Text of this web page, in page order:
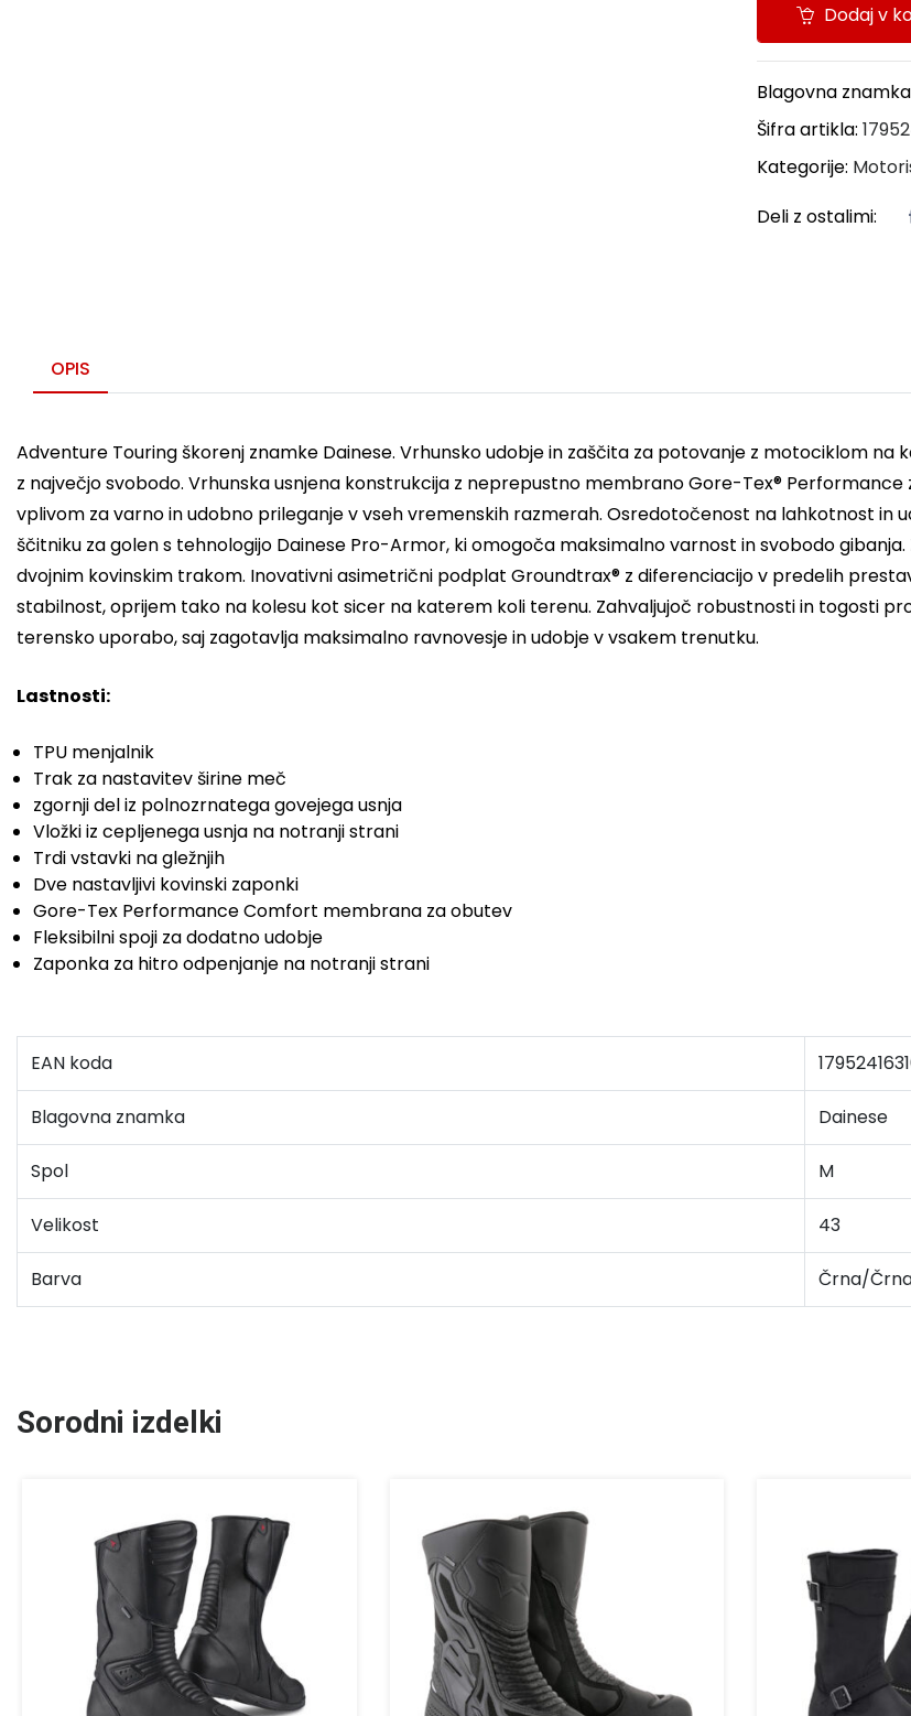
Dodaj v
Blagovna
Šifra artikla:
Kategorije:
Deli z ostalimi:
OPIS
Adventure Touring škorenj znamke Dainese. Vrhunsko udobje in zaščita za potovanje z motociklom
z največjo svobodo. Vrhunska usnjena konstrukcija z neprepustno membrano Gore-Tex®
vplivom za varno in udobno prileganje v vseh vremenskih razmerah. Osredotočenost na lahkotnost in
ščitniku za golen s tehnologijo Dainese Pro-Armor, ki omogoča maksimalno varnost in svobodo
dvojnim kovinskim trakom. Inovativni asimetrični podplat Groundtrax® z diferenciacijo v predelih
stabilnost, oprijem tako na kolesu kot sicer na katerem koli terenu. Zahvaljujoč robustnosti in togosti
terensko uporabo, saj zagotavlja maksimalno ravnovesje in udobje v vsakem trenutku.
Lastnosti:
TPU menjalnik
Trak za nastavitev širine meč
zgornji del iz polnozrnatega govejega usnja
Vložki iz cepljenega usnja na notranji strani
Trdi vstavki na gležnjih
Dve nastavljivi kovinski zaponki
Gore-Tex Performance Comfort membrana za obutev
Fleksibilni spoji za dodatno udobje
Zaponka za hitro odpenjanje na notranji strani
EAN koda
Blagovna znamka Dainese
Spol M
Velikost 43
Barva Črna/
Sorodni izdelki